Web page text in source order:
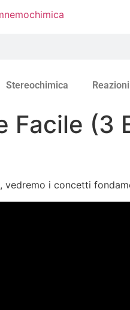
Stereochimica Reazioni
Facile (3
vedremo i concetti